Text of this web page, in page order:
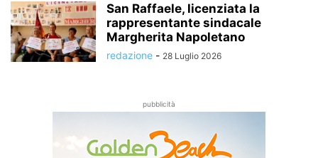
San Raffaele, licenziata la
rappresentante sindacale
Margherita Napoletano
redazione - 28 Luglio 2026
pubblicità